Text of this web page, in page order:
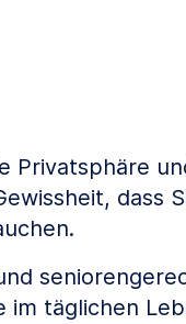
Privatsphäre
dass
im täglichen